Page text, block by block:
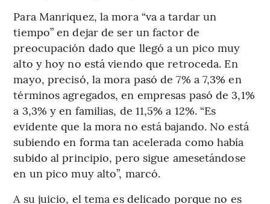
Para Manriquez, la mora “va a tardar un
tiempo” en dejar de ser un factor de
preocupación dado que llegó a un pico muy
alto y hoy no está viendo que retroceda. En
mayo, precisó, la mora pasó de 7% a 7,3% en
términos agregados, en empresas pasó de 3,1%
a 3,3% y en familias, de 11,5% a 12%. “Es
evidente que la mora no está bajando. No está
subiendo en forma tan acelerada como había
subido al principio, pero sigue amesetándose
en un pico muy alto”, marcó.
A su juicio, el tema es delicado porque no es